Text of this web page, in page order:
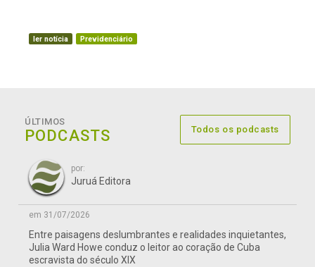
ler notícia Previdenciário
ÚLTIMOS
PODCASTS Todos os podcasts
por:
Juruá Editora
em 31/07/2026
Entre paisagens deslumbrantes e realidades inquietantes,
Julia Ward Howe conduz o leitor ao coração de Cuba
escravista do século XIX